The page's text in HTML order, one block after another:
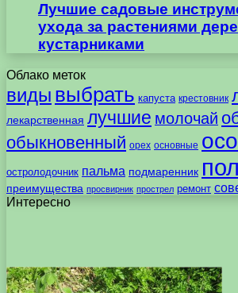
Лучшие садовые
ухода за растениями
кустарниками
Облако меток
виды выбрать капуста крестовник
лекарственная лучшие молочай
обыкновенный орех основные
остролодочник пальма подмаренник
преимущества просвирник прострел ремонт
Интересно